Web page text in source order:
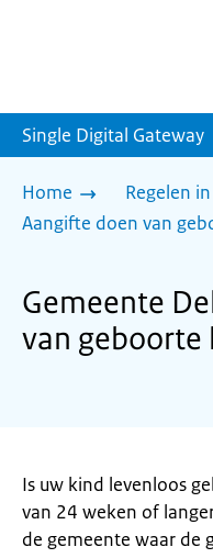
Single Digital Gateway
Home
Regelen
Aangifte doen van
Gemeente
van geboorte
Is uw kind levenloos
van 24 weken of
de gemeente waar de